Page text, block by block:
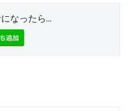
なったら...